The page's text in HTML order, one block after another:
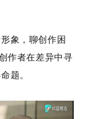
象，聊创作困
作者在差异中寻
题。